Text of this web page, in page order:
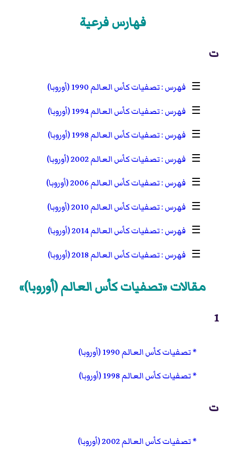
فهارس فرعية
ت
☰
تصفيات كأس العالم 1990 (أوروبا)
☰
تصفيات كأس العالم 1994 (أوروبا)
☰
تصفيات كأس العالم 1998 (أوروبا)
☰
تصفيات كأس العالم 2002 (أوروبا)
☰
تصفيات كأس العالم 2006 (أوروبا)
☰
تصفيات كأس العالم 2010 (أوروبا)
☰
تصفيات كأس العالم 2014 (أوروبا)
☰
تصفيات كأس العالم 2018 (أوروبا)
مقالات «تصفيات كأس العالم (أوروبا)»
1
تصفيات كأس العالم 1990 (أوروبا)
تصفيات كأس العالم 1998 (أوروبا)
ت
تصفيات كأس العالم 2002 (أوروبا)